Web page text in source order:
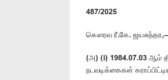
487/2025
கௌரவ ரீ.கே.
(அ) (i) 1984.07.03 ஆம்
நடவடிக்கைகள்